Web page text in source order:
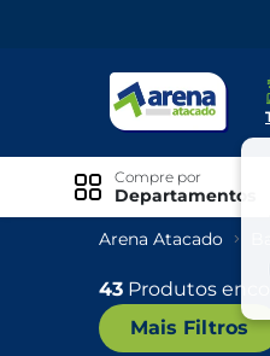
Compre por
Departamentos
Especiais
Exclusivo Online
Ofertas
Arena Atacado
43 Produtos
Mais Filtros